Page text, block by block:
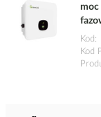
moc
Kod
Kod